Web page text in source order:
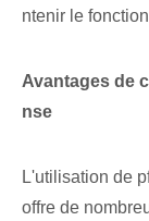
ntenir le
Avantages de
nse
L'utilisation de
offre de